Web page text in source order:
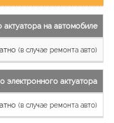
актуатора на автомобиле
(в случае ремонта авто)
электронного актуатора
(в случае ремонта авто)